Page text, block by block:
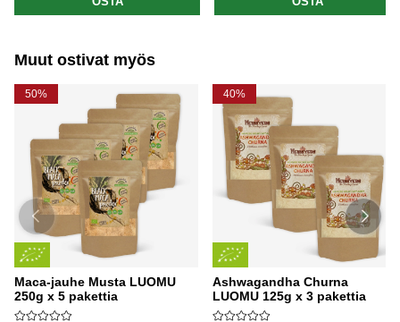
Muut ostivat myös
50%
Maca-jauhe Musta LUOMU
250g x 5 pakettia
40%
Ashwagandha Churna
LUOMU 125g x 3 pakettia